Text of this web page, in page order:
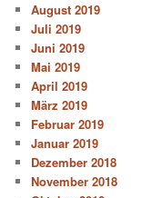
August 2019
Juli 2019
Juni 2019
Mai 2019
April 2019
März 2019
Februar 2019
Januar 2019
Dezember 2018
November 2018